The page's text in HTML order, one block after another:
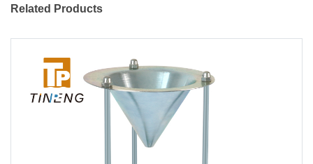
Related Products